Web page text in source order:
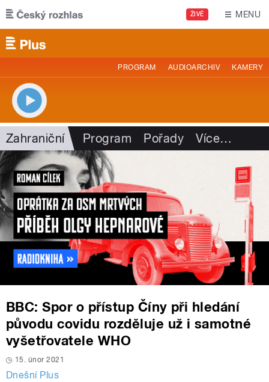
Přejít k hlavnímu obsahu
ŽIVĚ MENU
PROGRAM AUDIOARCHIV KAMERY
Zahraniční Program Pořady Více…
BBC: Spor o přístup Číny při hledání
původu covidu rozděluje už i samotné
vyšetřovatele WHO
15. únor 2021
Dnešní Plus